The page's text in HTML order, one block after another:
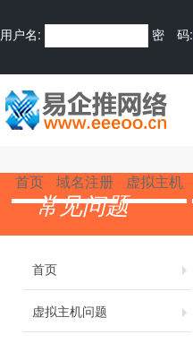
用户名: 密 码:
首页 域名注册 虚拟主机
常见问题
首页
虚拟主机问题